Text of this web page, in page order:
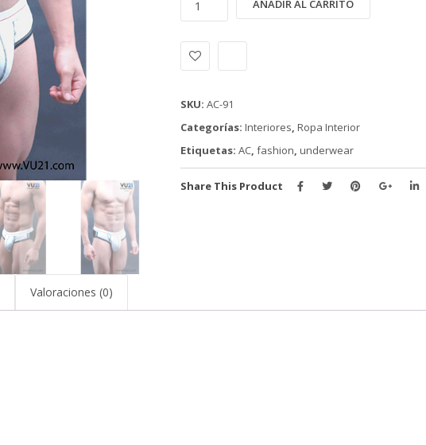
AC
91)
cantidad
AÑADIR AL CARRITO
SKU: AC-91
Categorías: Interiores, Ropa Interior
Etiquetas: AC, fashion, underwear
Share This Product
Valoraciones (0)